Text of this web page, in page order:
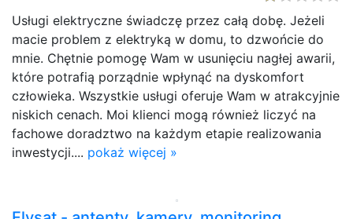
Usługi elektryczne świadczę przez całą dobę. Jeżeli
macie problem z elektryką w domu, to dzwońcie do
mnie. Chętnie pomogę Wam w usunięciu nagłej awarii,
które potrafią porządnie wpłynąć na dyskomfort
człowieka. Wszystkie usługi oferuje Wam w atrakcyjnie
niskich cenach. Moi klienci mogą również liczyć na
fachowe doradztwo na każdym etapie realizowania
inwestycji.... pokaż więcej »